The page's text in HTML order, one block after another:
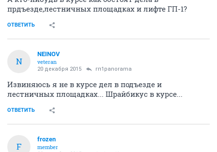
прдъезде,лестничных площадках и лифте ГП-1?
ОТВЕТИТЬ
N
NEINOV
veteran
20 декабря 2015 гп1panorama
Извиняюсь я не в курсе дел в подъезде и
лестничных площадках... Шрайбикус в курсе...
ОТВЕТИТЬ
F
frozen
member